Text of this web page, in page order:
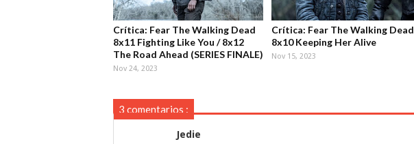
Crítica: Fear The Walking Dead
8x11 Fighting Like You / 8x12
The Road Ahead (SERIES FINALE)
Nov 24, 2023
Crítica: Fear The Walking Dead
8x10 Keeping Her Alive
Nov 15, 2023
3 comentarios :
Jedie